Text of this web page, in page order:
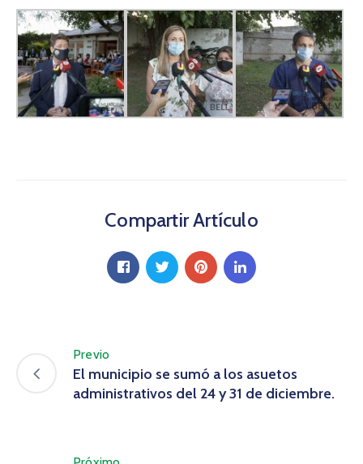
Compartir Artículo
Previo
El municipio se sumó a los asuetos
administrativos del 24 y 31 de diciembre.